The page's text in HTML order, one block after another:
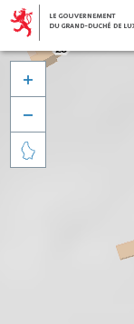


